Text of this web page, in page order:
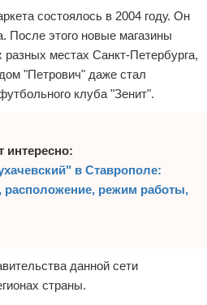
состоялось в 2004 году. Он
После этого новые магазины
местах Санкт-Петербурга,
"Петрович" даже стал
клуба "Зенит".
интересно:
в Ставрополе:
расположение, режим работы,
данной сети
страны.